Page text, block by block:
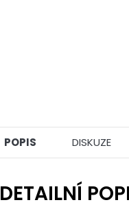
POPIS DISKUZE
DETAILNÍ